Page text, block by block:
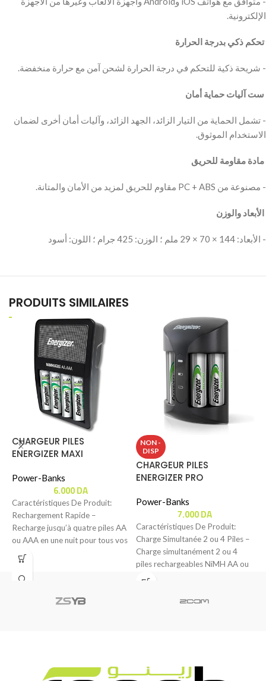
‫ تحكم ذكي بدرجة الحرارة
‫ ست آليات حماية أمان
‫- تشمل الحماية من التيار الزائد، الجهد الزائد، وآليات أمان أخرى لضمان
‫ مادة مقاومة للحريق
‫ الأبعاد والوزن
PRODUITS SIMILAIRES
CHARGEUR PILES
ENERGIZER MAXI
Power-Banks
6.000DA
Caractéristiques De Produit:
Rechargement Rapide –
Recharge jusqu’à quatre piles AA
ou AAA en une nuit pour tous vos
besoins
NON -
DISP
CHARGEUR PILES
ENERGIZER PRO
Power-Banks
7.000DA
Caractéristiques De Produit:
Charge Simultanée 2 ou 4 Piles –
Charge simultanément 2 ou 4
piles rechargeables NiMH AA ou